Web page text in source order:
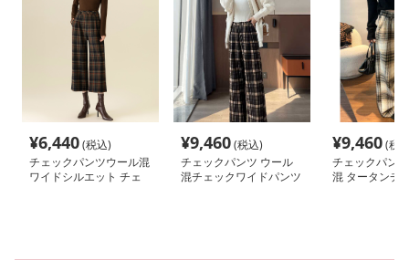
¥6,440(税込)
チェックパンツウール混
ワイドシルエット チェ
¥9,460(税込)
チェックパンツ ウール
混チェックワイドパンツ
¥9,460(税
チェックパン
混 タータンチ